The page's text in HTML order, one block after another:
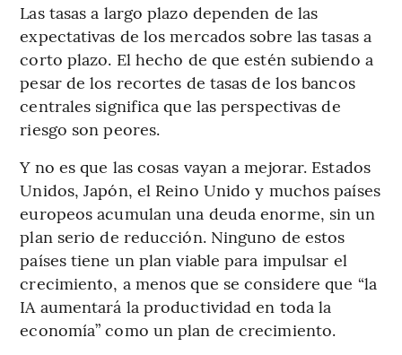
Las tasas a largo plazo dependen de las
expectativas de los mercados sobre las tasas a
corto plazo. El hecho de que estén subiendo a
pesar de los recortes de tasas de los bancos
centrales significa que las perspectivas de
riesgo son peores.
Y no es que las cosas vayan a mejorar. Estados
Unidos, Japón, el Reino Unido y muchos países
europeos acumulan una deuda enorme, sin un
plan serio de reducción. Ninguno de estos
países tiene un plan viable para impulsar el
crecimiento, a menos que se considere que “la
IA aumentará la productividad en toda la
economía” como un plan de crecimiento.